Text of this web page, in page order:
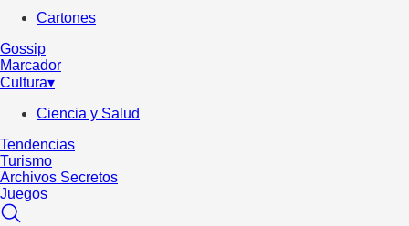
Cartones
Gossip
Marcador
Cultura▾
Ciencia y Salud
Tendencias
Turismo
Archivos Secretos
Juegos